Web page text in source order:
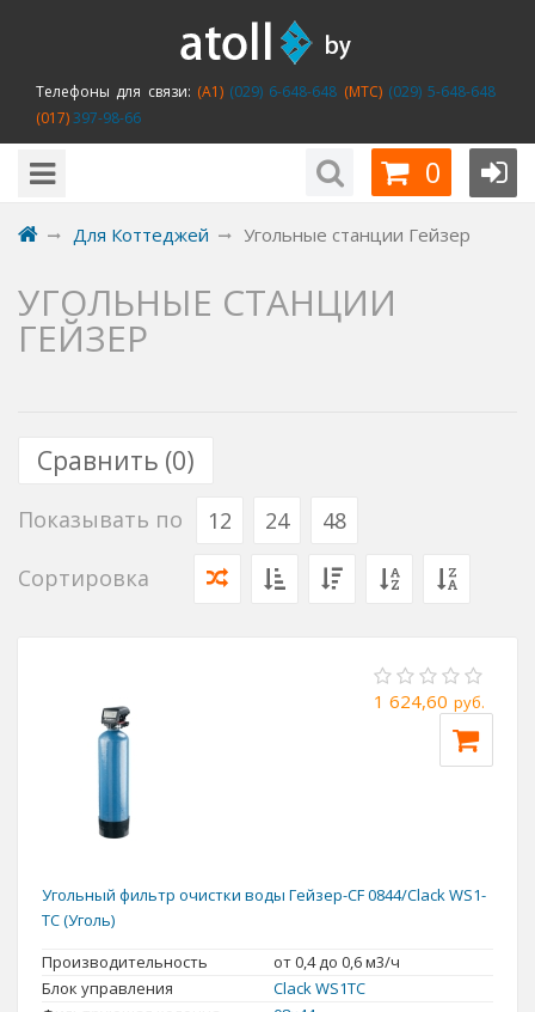
Телефоны для связи: (A1)(029) 6-648-648 (MTC)(029) 5-648-648
(017)397-98-66
0
Для Коттеджей Угольные станции Гейзер
УГОЛЬНЫЕ СТАНЦИИ
ГЕЙЗЕР
Сравнить (0)
Показывать по 12 24 48
Сортировка
1 624,60 руб.
Угольный фильтр очистки воды Гейзер-CF 0844/Clack WS1-
TC (Уголь)
Производительность
от 0,4 до 0,6 м3/ч
Блок управления
Clack WS1TC